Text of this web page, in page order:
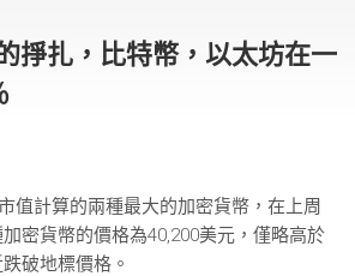
掙扎，比特幣，以太坊在一
值計算的兩種最大的加密貨幣，在上周
密貨幣的價格為40,200美元，僅略高於
破地標價格。